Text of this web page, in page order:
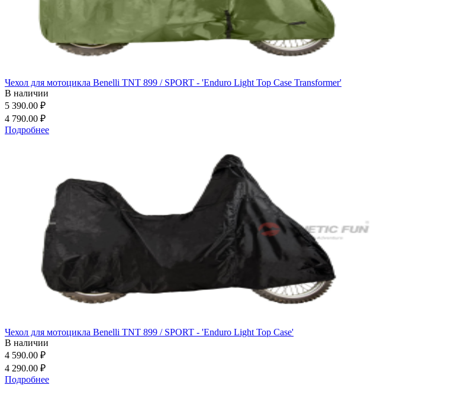
Чехол для мотоцикла Benelli TNT 899 / SPORT - 'Enduro Light Top Case Transformer'
В наличии
5 390.00 ₽
4 790.00 ₽
Подробнее
Чехол для мотоцикла Benelli TNT 899 / SPORT - 'Enduro Light Top Case'
В наличии
4 590.00 ₽
4 290.00 ₽
Подробнее